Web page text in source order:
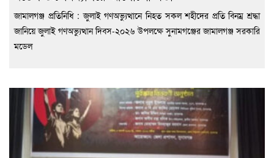
জামালগঞ্জ প্রতিনিধি : জুলাই গণঅভ্যুত্থানে নিহত সকল শহীদের প্রতি বিনম্র শ্রদ্ধা
জানিয়ে জুলাই গণঅভ্যুত্থান দিবস-২০২৬ উপলক্ষে সুনামগঞ্জের জামালগঞ্জ সরকারি
মডেল